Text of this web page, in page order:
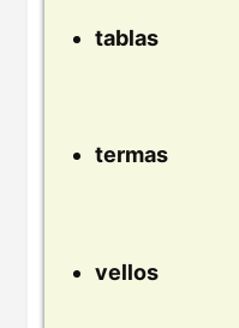
tablas
termas
vellos